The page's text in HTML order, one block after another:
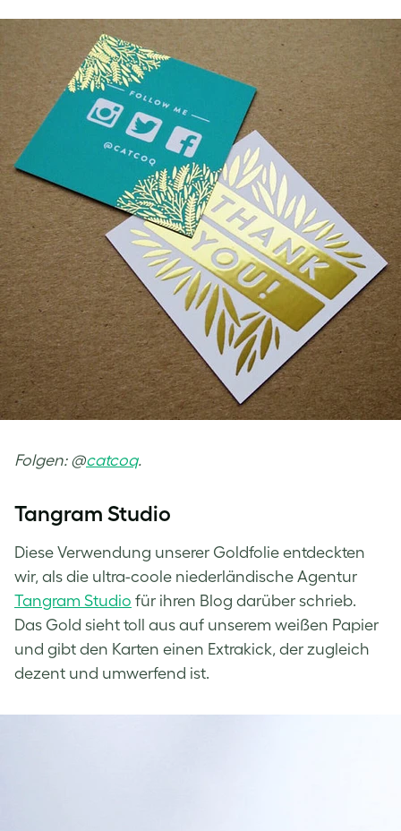
Folgen: @catcoq.
Tangram Studio
Diese Verwendung unserer Goldfolie entdeckten
wir, als die ultra-coole niederländische Agentur
Tangram Studio für ihren Blog darüber schrieb.
Das Gold sieht toll aus auf unserem weißen Papier
und gibt den Karten einen Extrakick, der zugleich
dezent und umwerfend ist.